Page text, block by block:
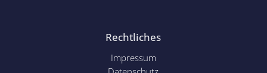
Rechtliches
Impressum